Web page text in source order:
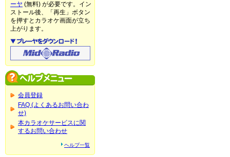
ーヤ (無料) が必要です。イン
ストール後、「再生」ボタン
を押すとカラオケ画面が立ち
上がります。
会員登録
FAQ (よくあるお問い合わ
せ)
本カラオケサービスに関
するお問い合わせ
ヘルプ一覧